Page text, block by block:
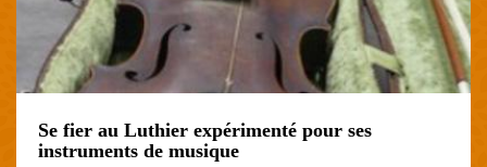
Se fier au Luthier expérimenté pour ses
instruments de musique